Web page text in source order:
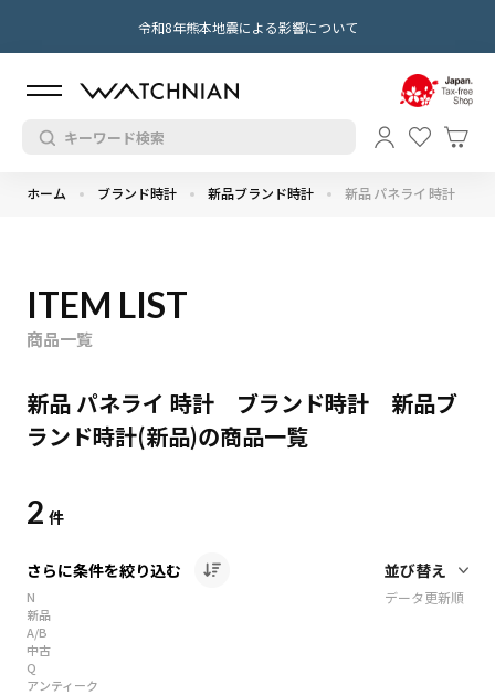
令和8年熊本地震による影響について
ホーム ブランド時計 新品ブランド時計 新品 パネライ 時計
ITEM LIST
商品一覧
新品 パネライ 時計 ブランド時計 新品ブ
ランド時計(新品)の商品一覧
2 件
さらに条件を絞り込む
N
新品
A/B
中古
Q
アンティーク
データ更新順